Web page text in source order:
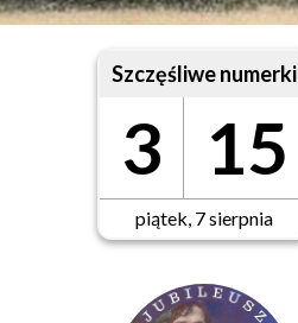
Szczęśliwe numerki
3 15
piątek, 7 sierpnia